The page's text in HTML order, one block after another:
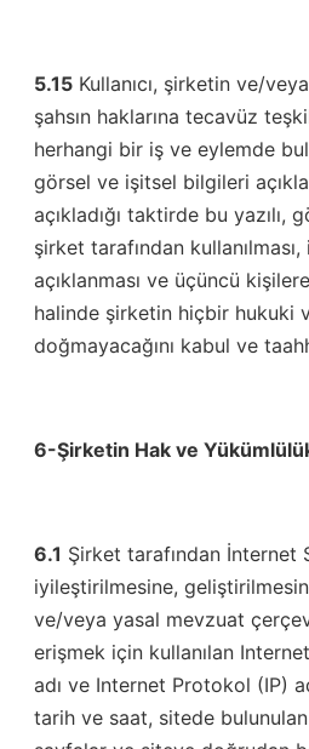
5.15 Kullanıcı, şirketin ve/
şahsın haklarına tecavüz
herhangi bir iş ve eylemde
görsel ve işitsel bilgileri
açıkladığı taktirde bu yazılı,
şirket tarafından
açıklanması ve üçüncü
halinde şirketin hiçbir hukuki
doğmayacağını kabul ve
6-Şirketin Hak ve
6.1 Şirket tarafından İnternet
iyileştirilmesine,
ve/veya yasal mevzuat
erişmek için kullanılan Internet
adı ve Internet Protokol (IP)
tarih ve saat, sitede